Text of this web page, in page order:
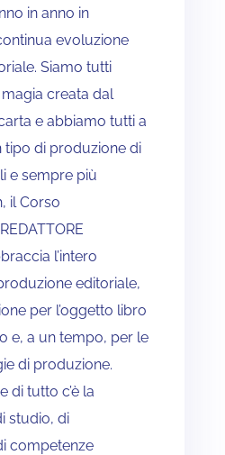
in anno in
evoluzione
Siamo tutti
creata dal
e abbiamo tutti a
tipo di produzione di
e sempre più
il Corso
l’intero
editoriale,
per l’oggetto libro
e, a un tempo, per le
di produzione.
di tutto c’è la
studio, di
competenze